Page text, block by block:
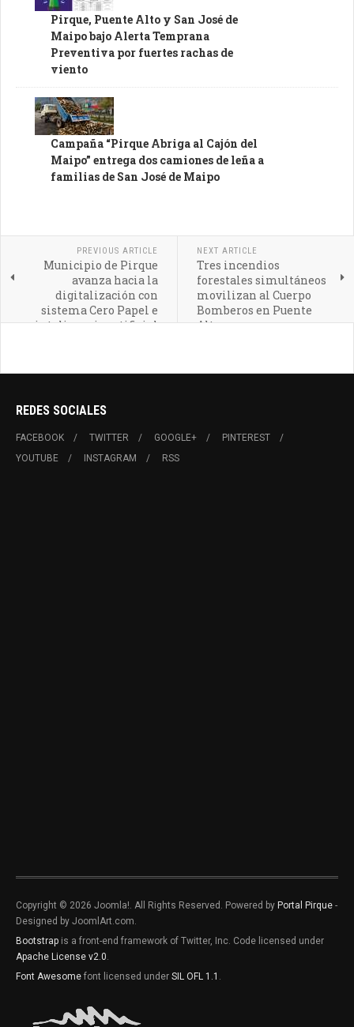
Pirque, Puente Alto y San José de
Maipo bajo Alerta Temprana
Preventiva por fuertes rachas de
viento
Campaña “Pirque Abriga al Cajón del
Maipo” entrega dos camiones de leña a
familias de San José de Maipo
PREVIOUS ARTICLE
Municipio de Pirque
avanza hacia la
digitalización con
sistema Cero Papel e
inteligencia artificial
NEXT ARTICLE
Tres incendios
forestales simultáneos
movilizan al Cuerpo
Bomberos en Puente
Alto
REDES SOCIALES
FACEBOOK TWITTER GOOGLE+
PINTEREST
YOUTUBE
INSTAGRAM RSS
Copyright © 2026 Joomla!. All Rights Reserved. Powered by Portal Pirque -
Designed by JoomlArt.com.
Bootstrap is a front-end framework of Twitter, Inc. Code licensed under
Apache License v2.0
Font Awesome font licensed under SIL OFL 1.1